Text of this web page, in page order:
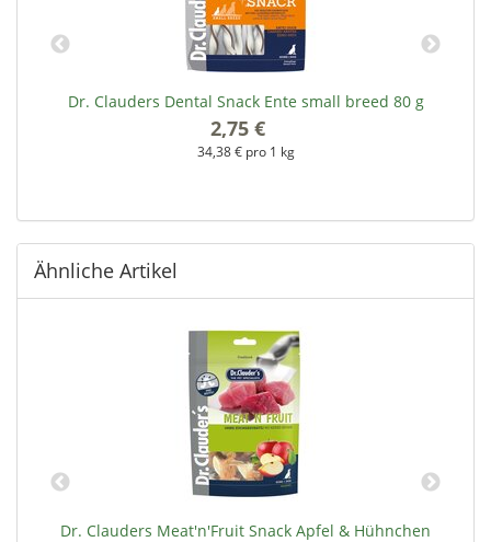
Dr. Clauders Dental Snack Ente small breed 80 g
2,75 €
34,38 € pro 1 kg
Ähnliche Artikel
Dr. Clauders Meat'n'Fruit Snack Apfel & Hühnchen